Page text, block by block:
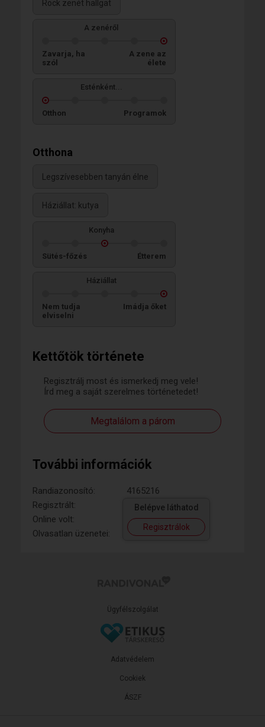
Kettőtök története
Regisztrálj most és ismerkedj meg vele!
Írd meg a saját szerelmes történetedet!
Megtalálom a párom
További információk
Randiazonosító:
4165216
Regisztrált:
Online volt:
Olvasatlan üzenetei:
Belépve láthatod
Regisztrálok
Rock zenét hallgat
A zenéről
Zavarja, ha
szól
A zene az
élete
Esténként...
Otthon Programok
Otthona
Legszívesebben tanyán élne
Háziállat: kutya
Konyha
Sütés-főzés Étterem
Háziállat
Nem tudja
elviselni
Imádja őket
Ügyfélszolgálat
ÁSZF
Adatvédelem
Cookiek